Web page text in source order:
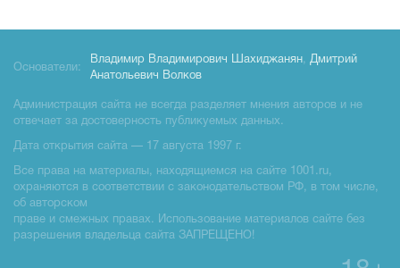
Основатели:
Владимир Владимирович Шахиджанян, Дмитрий
Анатольевич Волков
Администрация сайта не всегда разделяет мнения авторов и не
отвечает за достоверность публикуемых данных.
Дата открытия сайта — 17 августа 1997 г.
Все права на материалы, находящиемся на сайте 1001.ru,
охраняются в соответствии с законодательством РФ, в том числе,
об авторском
праве и смежных правах. Использование материалов сайте без
разрешения владельца сайта ЗАПРЕЩЕНО!